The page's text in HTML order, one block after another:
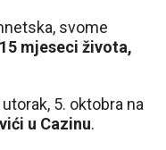
svome
mjeseci života,
5. oktobra na
u Cazinu.